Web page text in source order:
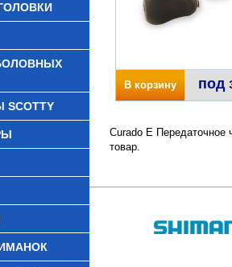
В корзину под
Curado E Передаточное
товар.